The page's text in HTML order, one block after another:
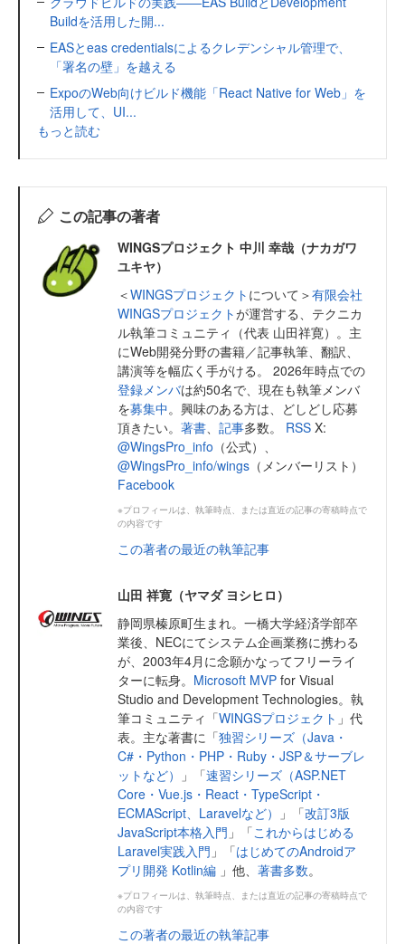
Buildを活用した開...
EASとeas credentialsによるクレデンシャル管理で、
「署名の壁」を越える
ExpoのWeb向けビルド機能「React Native for Web」を
活用して、UI...
もっと読む
この記事の著者
WINGSプロジェクト 中川 幸哉（ナカガワ
ユキヤ）
＜WINGSプロジェクト について＞有限会社
WINGSプロジェクトが運営する、テクニカ
ル執筆コミュニティ（代表 山田祥寛）。主
にWeb開発分野の書籍／記事執筆、翻訳、
講演等を幅広く手がける。 2026年時点での
登録メンバは約50名で、現在も執筆メンバ
を募集中。興味のある方は、どしどし応募
頂きたい。 著書 記事多数。 RSS X:
@WingsPro_info （公式）、
@WingsPro_info/wings （メンバーリスト）
Facebook
※プロフィールは、執筆時点、または直近の記事の寄稿時点で
の内容です
この著者の最近の執筆記事
山田 祥寛（ヤマダ ヨシヒロ）
静岡県榛原町生まれ。一橋大学経済学部卒
業後、NECにてシステム企画業務に携わる
が、2003年4月に念願かなってフリーライ
ターに転身。 Microsoft MVP for Visual
Studio and Development Technologies。執
筆コミュニティ「WINGSプロジェクト 」代
表。主な著書に「独習シリーズ（Java・
C#・Python・PHP・Ruby・JSP＆サーブレ
ットなど）
」「速習シリーズ（ASP.NET
Core・Vue.js・React・TypeScript・
ECMAScript、Laravelなど）
」「改訂3版
JavaScript本格入門 」「これからはじめる
Laravel実践入門 」「はじめてのAndroidア
プリ開発 Kotlin編 」他、 著書多数。
※プロフィールは、執筆時点、または直近の記事の寄稿時点で
の内容です
この著者の最近の執筆記事